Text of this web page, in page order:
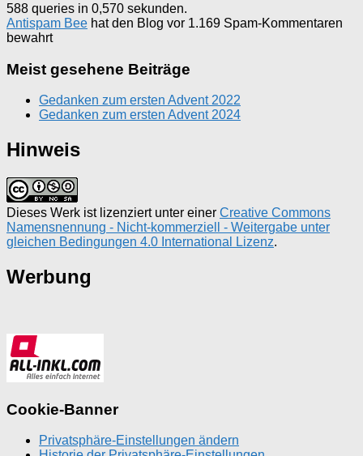
588 queries in 0,570 sekunden.
Antispam Bee hat den Blog vor 1.169 Spam-Kommentaren
bewahrt
Meist gesehene Beiträge
Gedanken zum ersten Advent 2022
Gedanken zum ersten Advent 2024
Hinweis
Dieses Werk ist lizenziert unter einer Creative Commons
Namensnennung - Nicht-kommerziell - Weitergabe unter
gleichen Bedingungen 4.0 International Lizenz.
Werbung
Cookie-Banner
Privatsphäre-Einstellungen ändern